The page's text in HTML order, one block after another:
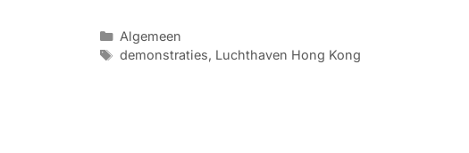
Categorieën
Algemeen
Tags
demonstraties, Luchthaven Hong Kong